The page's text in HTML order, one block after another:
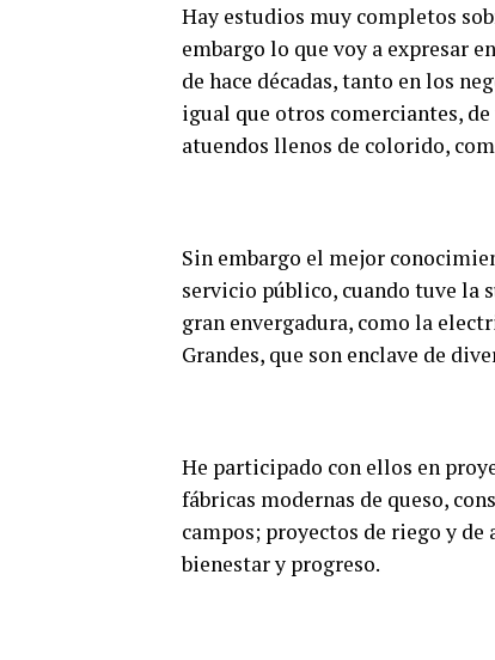
Hay estudios muy completos
embargo lo que voy a expresar
de hace décadas, tanto en los
igual que otros comerciantes,
atuendos llenos de colorido,
Sin embargo el mejor
servicio público, cuando tuve la
gran envergadura, como la
Grandes, que son enclave de
He participado con ellos en
fábricas modernas de queso,
campos; proyectos de riego y
bienestar y progreso.